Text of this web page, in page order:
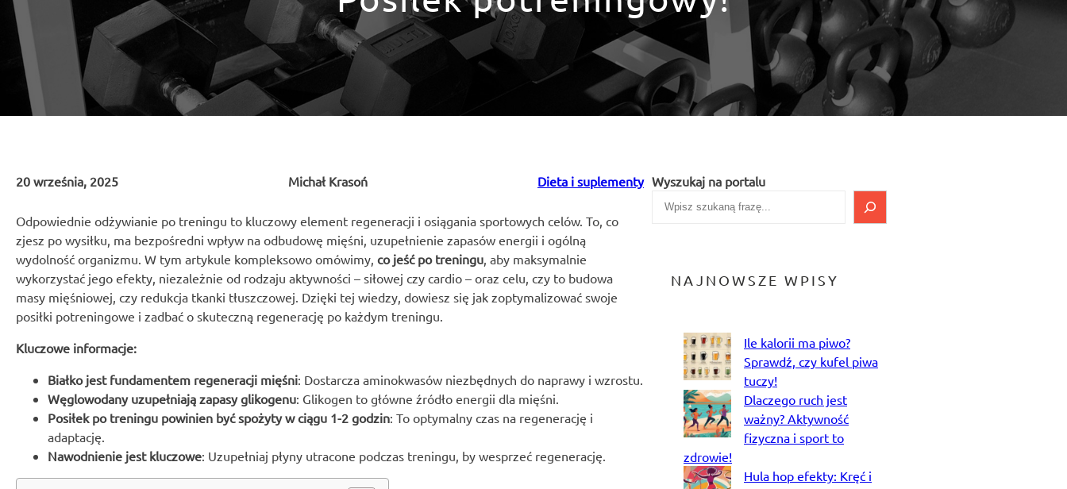
20 września, 2025 Michał Krasoń Dieta i suplementy
Odpowiednie odżywianie po treningu to kluczowy element regeneracji i osiągania sportowych celów. To, co
zjesz po wysiłku, ma bezpośredni wpływ na odbudowę mięśni, uzupełnienie zapasów energii i ogólną
wydolność organizmu. W tym artykule kompleksowo omówimy, co jeść po treningu , aby maksymalnie
wykorzystać jego efekty, niezależnie od rodzaju aktywności – siłowej czy cardio – oraz celu, czy to budowa
masy mięśniowej, czy redukcja tkanki tłuszczowej. Dzięki tej wiedzy, dowiesz się jak zoptymalizować swoje
posiłki potreningowe i zadbać o skuteczną regenerację po każdym treningu.
Kluczowe informacje:
Białko jest fundamentem regeneracji mięśni: Dostarcza aminokwasów niezbędnych do naprawy i wzrostu.
Węglowodany uzupełniają zapasy glikogenu: Glikogen to główne źródło energii dla mięśni.
Posiłek po treningu powinien być spożyty w ciągu 1-2 godzin: To optymalny czas na regenerację i
adaptację.
Nawodnienie jest kluczowe: Uzupełniaj płyny utracone podczas treningu, by wesprzeć regenerację.
Wyszukaj na portalu
NAJNOWSZE WPISY
Ile kalorii ma piwo?
Sprawdź, czy kufel piwa
tuczy!
Dlaczego ruch jest
ważny? Aktywność
fizyczna i sport to
zdrowie!
Hula hop efekty: Kręć i